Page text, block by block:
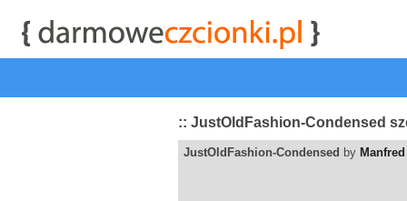
| przeglądaj | najwyżej
:: JustOldFashion-Condensed
JustOldFashion-Condensed by